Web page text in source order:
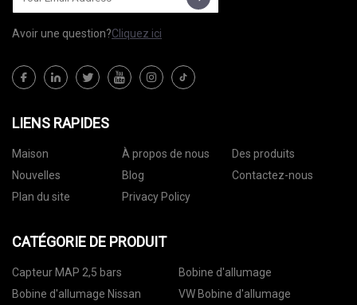
Avoir une question?Cliquez ici
LIENS RAPIDES
Maison À propos de nous
Des produits
Nouvelles
Blog
Contactez-nous
Plan du site
Privacy Policy
CATÉGORIE DE PRODUIT
Capteur MAP 2,5 bars
Bobine d'allumage
Bobine d'allumage Nissan
VW Bobine d'allumage